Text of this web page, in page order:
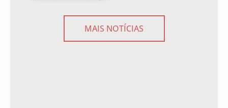
MAIS NOTÍCIAS